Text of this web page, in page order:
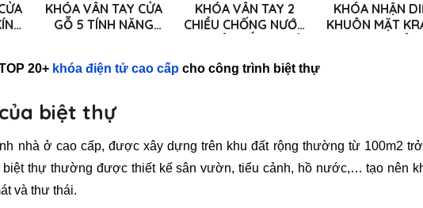
KHÓA VÂN TAY CỬA
GỖ 5 TÍNH NĂNG
KHÓA VÂN TAY 2
CHIỀU CHỐNG NƯỚC
KHÓA NHẬN
KHUÔN MẶT
20+ khóa điện tử cao cấp cho công trình biệt thự
biệt thự
nhà ở cao cấp, được xây dựng trên khu đất rộng thường từ 100m2
biệt thự thường được thiết kế sân vườn, tiểu cảnh, hồ nước,… tạo nên
và thư thái.